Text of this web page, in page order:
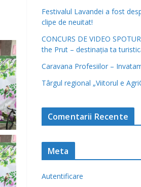
Festivalul Lavandei a fost
clipe de neuitat!
CONCURS DE VIDEO
the Prut – destinația ta
Caravana Profesiilor –
Târgul regional „Viitorul e
Comentarii Recente
Meta
Autentificare